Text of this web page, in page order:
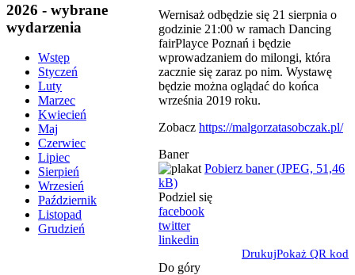
2026 - wybrane
wydarzenia
Wstęp
Styczeń
Luty
Marzec
Kwiecień
Maj
Czerwiec
Lipiec
Sierpień
Wrzesień
Październik
Listopad
Grudzień
Wernisaż odbędzie się 21 sierpnia o
godzinie 21:00 w ramach Dancing
fairPlayce Poznań i będzie
wprowadzaniem do milongi, która
zacznie się zaraz po nim. Wystawę
będzie można oglądać do końca
września 2019 roku.
Zobacz https://malgorzatasobczak.pl/
Baner
Pobierz baner (JPEG, 51,46
kB)
Podziel się
facebook
twitter
linkedin
DrukujPokaż QR kod
Do góry